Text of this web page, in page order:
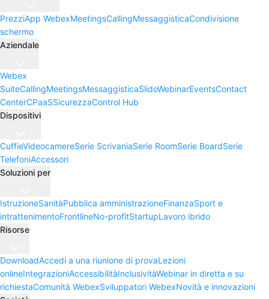
PrezziApp WebexMeetingsCallingMessaggisticaCondivisione
schermo
Aziendale
Webex
SuiteCallingMeetingsMessaggisticaSlidoWebinarEventsContact
CenterCPaaSSicurezzaControl Hub
Dispositivi
CuffieVideocamereSerie ScrivaniaSerie RoomSerie BoardSerie
TelefoniAccessori
Soluzioni per
IstruzioneSanitàPubblica amministrazioneFinanzaSport e
intrattenimentoFrontlineNo-profitStartupLavoro ibrido
Risorse
DownloadAccedi a una riunione di provaLezioni
onlineIntegrazioniAccessibilitàInclusivitàWebinar in diretta e su
richiestaComunità WebexSviluppatori WebexNovità e innovazioni